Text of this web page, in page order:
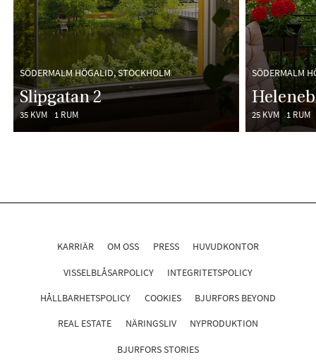
SÖDERMALM HÖGALID, STOCKHOLM
Slipgatan 2
35 KVM 1 RUM
SÖDERMALM
25 KVM 1 RUM
KARRIÄR OM OSS PRESS HUVUDKONTOR
VISSELBLÅSARPOLICY INTEGRITETSPOLICY
HÅLLBARHETSPOLICY COOKIES BJURFORS BEYOND
REAL ESTATE NÄRINGSLIV NYPRODUKTION
BJURFORS STORIES